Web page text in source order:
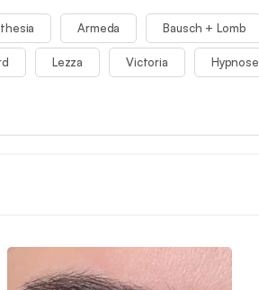
Armeda Bausch + Lomb
Lezza Victoria Hypnose